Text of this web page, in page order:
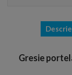
Gresie